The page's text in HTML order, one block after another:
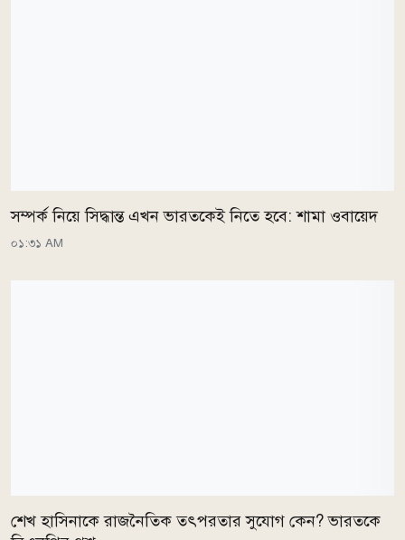
সম্পর্ক নিয়ে সিদ্ধান্ত এখন ভারতকেই নিতে হবে: শামা ওবায়েদ
০১:৩১ AM
শেখ হাসিনাকে রাজনৈতিক তৎপরতার সুযোগ কেন? ভারতকে